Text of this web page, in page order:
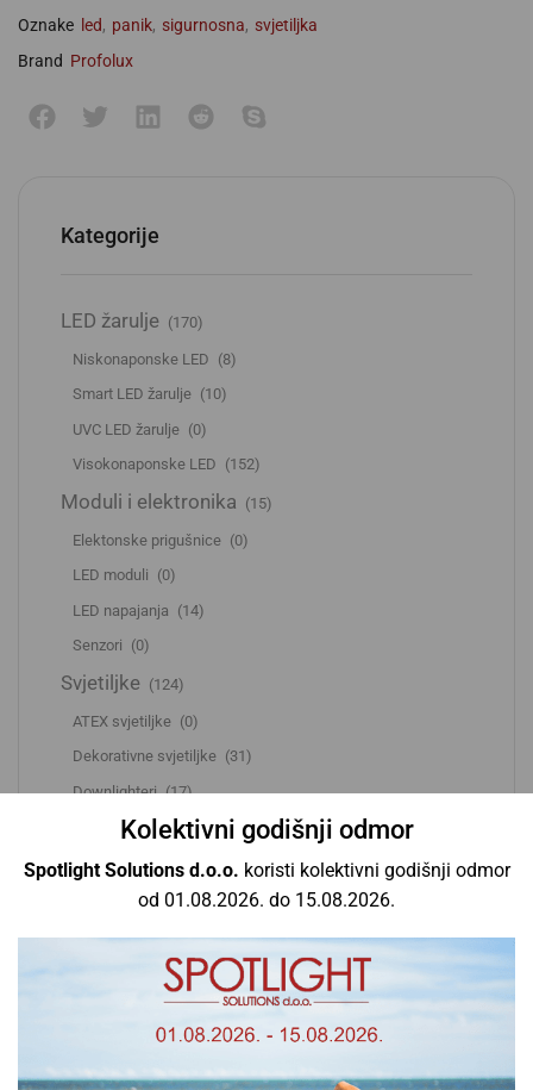
Kolektivni godišnji odmor
Spotlight Solutions d.o.o. koristi kolektivni godišnji odmor
od 01.08.2026. do 15.08.2026.
Oznake led, panik, sigurnosna, svjetiljka
Brand Profolux
Kategorije
LED žarulje (170)
Niskonaponske LED (8)
Smart LED žarulje (10)
UVC LED žarulje (0)
Visokonaponske LED (152)
Moduli i elektronika (15)
Elektonske prigušnice (0)
LED moduli (0)
LED napajanja (14)
Senzori (0)
Svjetiljke (124)
ATEX svjetiljke (0)
Dekorativne svjetiljke (31)
Downlighteri (17)
HighBay svjetiljke (0)
LED paneli
(22)
LED profili (0)
Linijske svjetiljke (8)
Oprema i dodaci (9)
Ovjesne svjetiljke